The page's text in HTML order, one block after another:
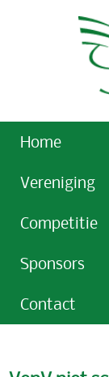
Home
Vereniging
Competitie
Sponsors
Contact